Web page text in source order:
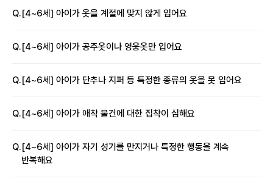
Q.[4~6세] 아이가 옷을 계절에 맞지 않게 입어요
Q.[4~6세] 아이가 공주옷이나 영웅옷만 입어요
Q.[4~6세] 아이가 단추나 지퍼 등 특정한 종류의 옷을 못 입어요
Q.[4~6세] 아이가 애착 물건에 대한 집착이 심해요
Q.[4~6세] 아이가 자기 성기를 만지거나 특정한 행동을 계속
반복해요